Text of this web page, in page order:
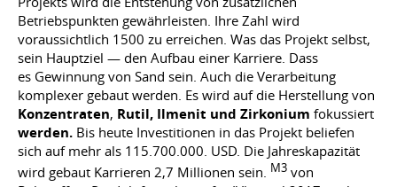
Betriebspunkten gewährleisten. Ihre Zahl wird
voraussichtlich 1500 zu erreichen. Was das Projekt selbst,
sein Hauptziel — den Aufbau einer Karriere. Dass
es Gewinnung von Sand sein. Auch die Verarbeitung
komplexer gebaut werden. Es wird auf die Herstellung von
Konzentraten, Rutil, Ilmenit und Zirkonium fokussiert
werden. Bis heute Investitionen in das Projekt beliefen
sich auf mehr als 115.700.000. USD. Die Jahreskapazität
wird gebaut Karrieren 2,7 Millionen sein. M3 von